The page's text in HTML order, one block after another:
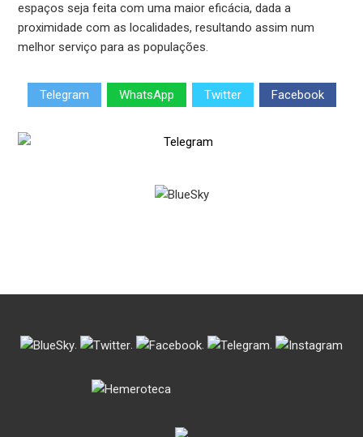
espaços seja feita com uma maior eficácia, dada a
proximidade com as localidades, resultando assim num
melhor serviço para as populações.
Telegram WhatsApp Twitter Facebook
. . . .